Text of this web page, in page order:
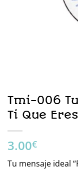
Tmi-006
Ti Que
3.00€
Tu mensaje ideal